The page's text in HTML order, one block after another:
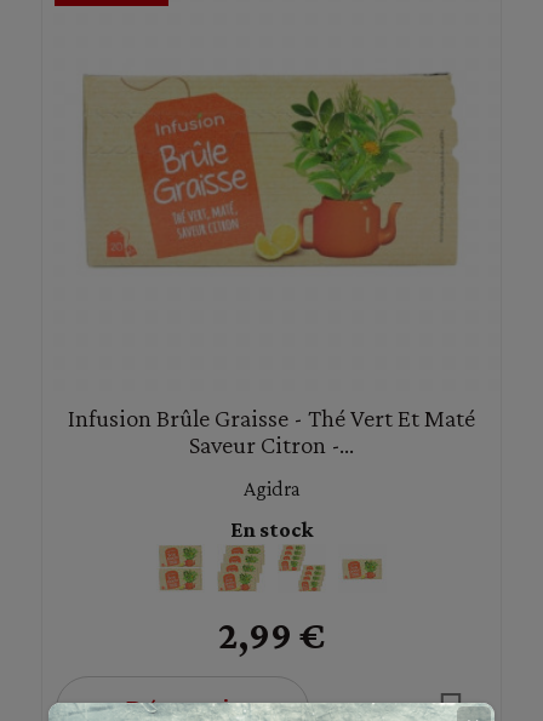
Infusion Brûle Graisse - Thé Vert Et Maté
Saveur Citron -...
Agidra
En stock
2,99 €
Découvrir